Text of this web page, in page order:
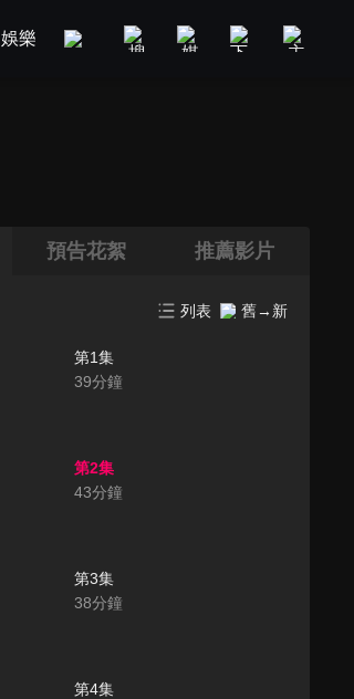
娛樂 美食旅遊 新聞政論
預告花絮 推薦影片
列表 舊→新
第1集
39分鐘
第2集
43分鐘
第3集
38分鐘
第4集